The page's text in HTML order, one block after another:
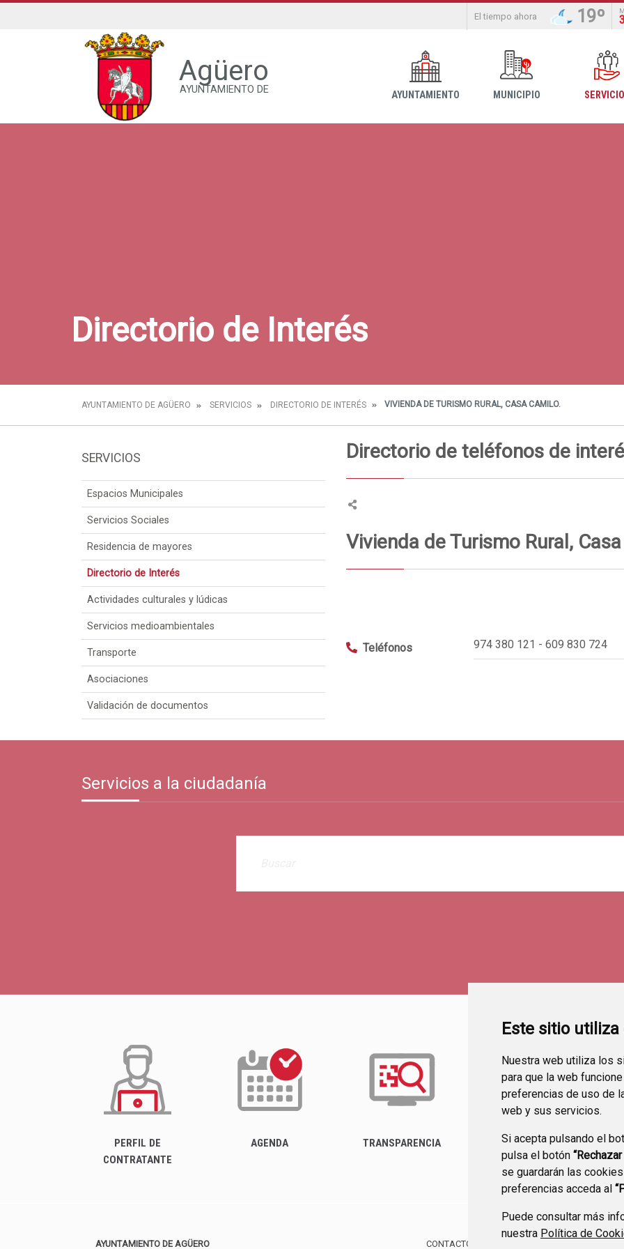
Este sitio
Nuestra web utiliza los
para que la web
preferencias de uso de
web y sus servicios.
Si acepta pulsando el
pulsa el botón
se guardarán las
preferencias acceda al
Puede consultar más
nuestra Política de
El tiempo ahora 19º
Agüero
AYUNTAMIENTO DE AYUNTAMIENTO MUNICIPIO
Directorio de Interés
AYUNTAMIENTO DE AGÜERO SERVICIOS DIRECTORIO DE INTERÉS VIVIENDA DE TURISMO RURAL, CASA CAMILO.
SERVICIOS
Espacios Municipales
Servicios Sociales
Residencia de mayores
Directorio de Interés
Actividades culturales y lúdicas
Servicios medioambientales
Transporte
Asociaciones
Validación de documentos
Directorio de teléfonos de
Vivienda de Turismo Rural,
Teléfonos 974 380 121 - 609 830 724
Servicios a la ciudadanía
PERFIL DE
CONTRATANTE
AGENDA TRANSPARENCIA
BUZÓN DEL
AYUNTAMIENTO
AYUNTAMIENTO DE AGÜERO CONTACTO